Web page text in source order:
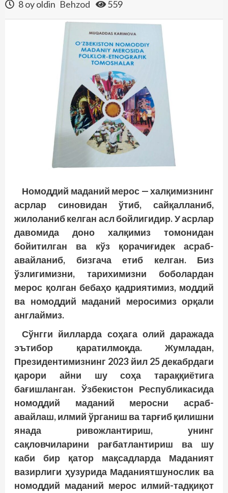
8 oy oldin Behzod 559
Номоддий маданий мерос — халқимизнинг
асрлар синовидан ўтиб, сайқалланиб,
жилоланиб келган асл бойлигидир. У асрлар
давомида доно халқимиз томонидан
бойитилган ва кўз қорачиғидек асраб-
авайланиб, бизгача етиб келган. Биз
ўзлигимизни, тарихимизни боболардан
мерос қолган бебаҳо қадриятимиз, моддий
ва номоддий маданий меросимиз орқали
англаймиз.
Сўнгги йилларда соҳага олий даражада
эътибор қаратилмоқда. Жумладан,
Президентимизнинг 2023 йил 25 декабрдаги
қарори айни шу соҳа тараққиётига
бағишланган. Ўзбекистон Республикасида
номоддий маданий меросни асраб-
авайлаш, илмий ўрганиш ва тарғиб қилишни
янада ривожлантириш, унинг
сақловчиларини рағбатлантириш ва шу
каби бир қатор мақсадларда Маданият
вазирлиги ҳузурида Маданиятшунослик ва
номоддий маданий мерос илмий-тадқиқот